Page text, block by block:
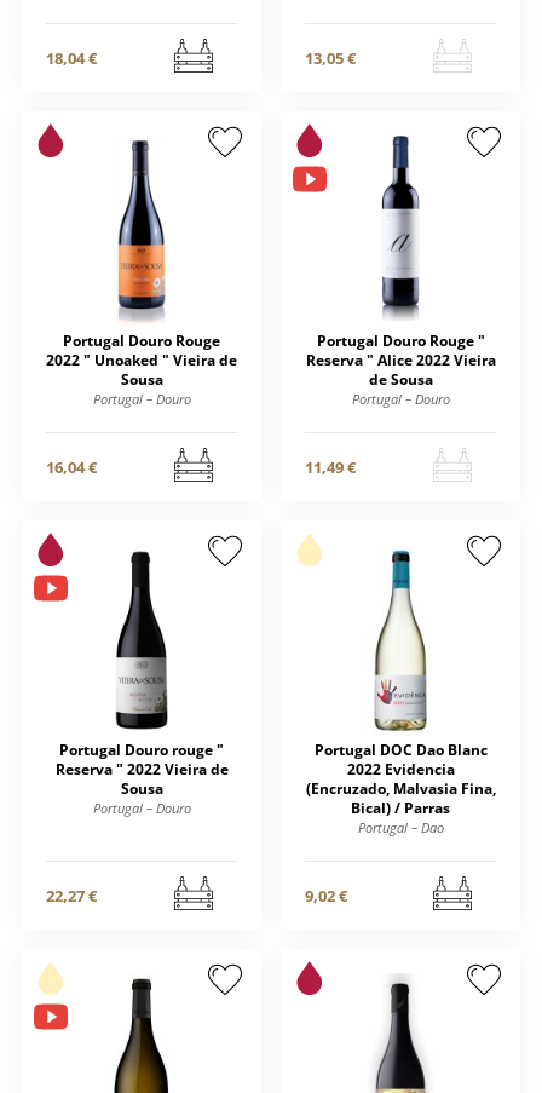
18,04 € 13,05 €
Portugal Douro Rouge
2022 " Unoaked " Vieira de
Sousa
Portugal – Douro
16,04 €
Portugal Douro Rouge "
Reserva " Alice 2022 Vieira
de Sousa
Portugal – Douro
11,49 €
Portugal Douro rouge "
Reserva " 2022 Vieira de
Sousa
Portugal – Douro
22,27 €
Portugal DOC Dao Blanc
2022 Evidencia
(Encruzado, Malvasia Fina,
Bical) / Parras
Portugal – Dao
9,02 €